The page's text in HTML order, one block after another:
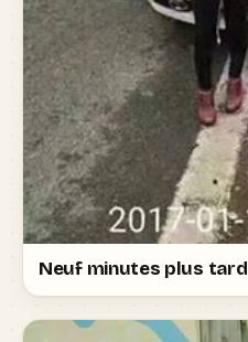
Neuf minutes plus tard